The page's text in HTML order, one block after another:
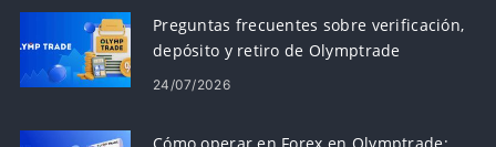
Preguntas frecuentes sobre verificación,
depósito y retiro de Olymptrade
24/07/2026